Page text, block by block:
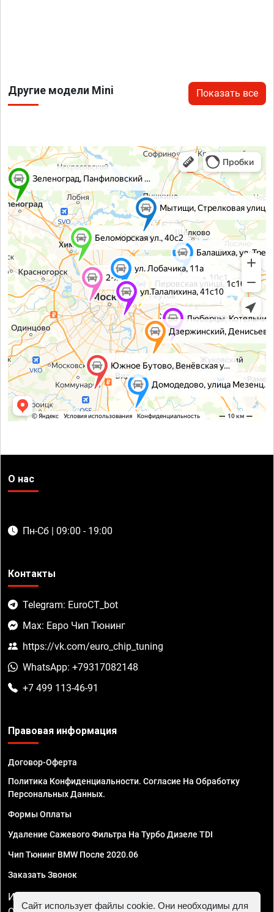
Другие модели Mini Показать все
О нас
Пн-Сб | 09:00 - 19:00
Контакты
Telegram: EuroCT_bot
Max: Евро Чип Тюнинг
https://vk.com/euro_chip_tuning
WhatsApp: +79317082148
+7 499 113-46-91
Правовая информация
Договор-Оферта
Политика Конфиденциальности. Согласие На Обработку
Персональных Данных.
Формы Оплаты
Удаление Сажевого Фильтра На Турбо Дизеле TDI
Чип Тюнинг BMW После 2020.06
Заказать Звонок
ИП Смирнов Георгий Павлович. ИНН 781302555843,
Сайт использует файлы cookie. Они необходимы для